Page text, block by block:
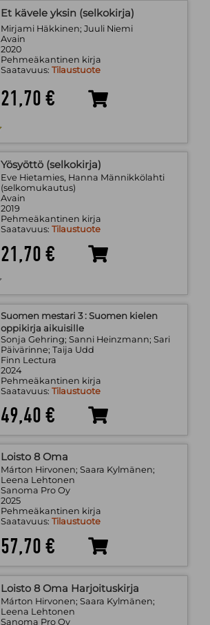
Et kävele yksin (selkokirja)
Mirjami Häkkinen; Juuli Niemi
Avain
2020
Pehmeäkantinen kirja
Saatavuus: Tilaustuote
21,70 €
Yösyöttö (selkokirja)
Eve Hietamies, Hanna Männikkölahti
(selkomukautus)
Avain
2019
Pehmeäkantinen kirja
Saatavuus: Tilaustuote
21,70 €
Suomen mestari 3 : Suomen kielen
oppikirja aikuisille
Sonja Gehring; Sanni Heinzmann; Sari
Päivärinne; Taija Udd
Finn Lectura
2024
Pehmeäkantinen kirja
Saatavuus: Tilaustuote
49,40 €
Loisto 8 Oma
Márton Hirvonen; Saara Kylmänen;
Leena Lehtonen
Sanoma Pro Oy
2025
Pehmeäkantinen kirja
Saatavuus: Tilaustuote
57,70 €
Loisto 8 Oma Harjoituskirja
Márton Hirvonen; Saara Kylmänen;
Leena Lehtonen
Sanoma Pro Oy